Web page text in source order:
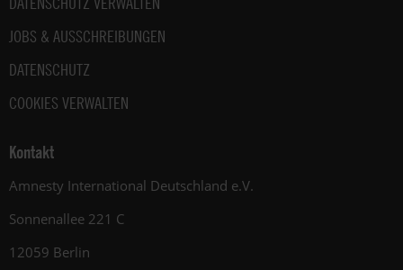
JOBS & AUSSCHREIBUNGEN
DATENSCHUTZ
COOKIES VERWALTEN
Kontakt
Amnesty International Deutschland e.V.
Sonnenallee 221 C
12059 Berlin